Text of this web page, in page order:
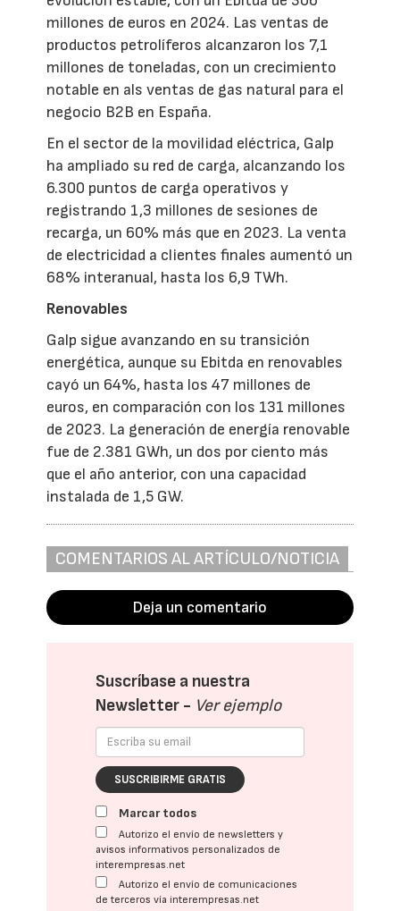
millones de euros en 2024. Las ventas de
productos petrolíferos alcanzaron los 7,1
millones de toneladas, con un crecimiento
notable en als ventas de gas natural para el
negocio B2B en España.
En el sector de la movilidad eléctrica, Galp
ha ampliado su red de carga, alcanzando los
6.300 puntos de carga operativos y
registrando 1,3 millones de sesiones de
recarga, un 60% más que en 2023. La venta
de electricidad a clientes finales aumentó un
68% interanual, hasta los 6,9 TWh.
Renovables
Galp sigue avanzando en su transición
energética, aunque su Ebitda en renovables
cayó un 64%, hasta los 47 millones de
euros, en comparación con los 131 millones
de 2023. La generación de energía renovable
fue de 2.381 GWh, un dos por ciento más
que el año anterior, con una capacidad
instalada de 1,5 GW.
COMENTARIOS AL ARTÍCULO/NOTICIA
Deja un comentario
Suscríbase a nuestra
Newsletter - Ver ejemplo
SUSCRIBIRME GRATIS
Marcar todos
Autorizo el envío de newsletters y
avisos informativos personalizados de
interempresas.net
Autorizo el envío de comunicaciones
de terceros vía interempresas.net